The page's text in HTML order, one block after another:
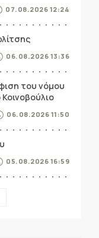
07.08.2026 12:24
06.08.2026 13:36
του νόμου
06.08.2026 11:50
05.08.2026 16:59